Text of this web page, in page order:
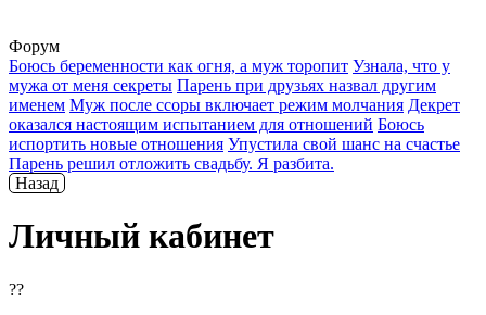
Форум
Боюсь беременности как огня, а муж торопит Узнала, что у
мужа от меня секреты Парень при друзьях назвал другим
именем Муж после ссоры включает режим молчания Декрет
оказался настоящим испытанием для отношений Боюсь
испортить новые отношения Упустила свой шанс на счастье
Парень решил отложить свадьбу. Я разбита.
Назад
Личный кабинет
??